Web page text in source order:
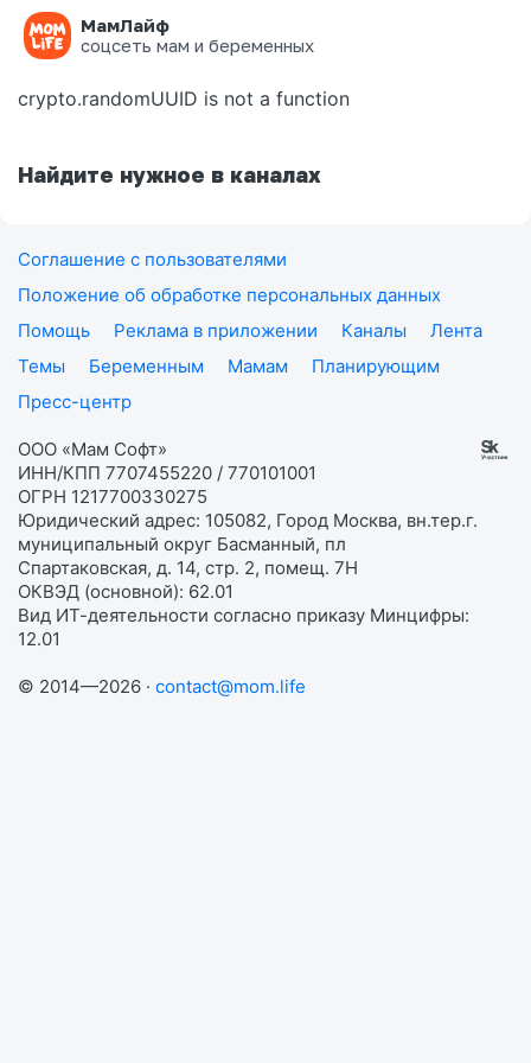
МамЛайф
соцсеть мам и беременных
Ошибка на странице
crypto.randomUUID is not a function
Найдите нужное в каналах
Соглашение с пользователями
Положение об обработке персональных данных
Помощь
Реклама в приложении Каналы
Лента
Темы
Беременным Мамам
Планирующим
Пресс-центр
ООО «Мам Софт»
ИНН/КПП 7707455220 / 770101001
ОГРН 1217700330275
Юридический адрес: 105082, Город Москва, вн.тер.г.
муниципальный округ Басманный, пл
Спартаковская, д. 14, стр. 2, помещ. 7Н
ОКВЭД (основной): 62.01
Вид ИТ-деятельности согласно приказу Минцифры:
12.01
© 2014—2026 · contact@mom.life